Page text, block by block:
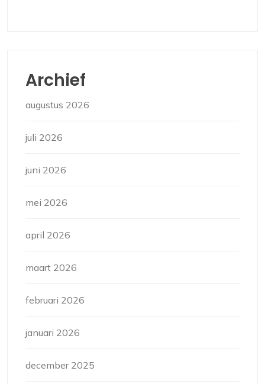
Archief
augustus 2026
juli 2026
juni 2026
mei 2026
april 2026
maart 2026
februari 2026
januari 2026
december 2025